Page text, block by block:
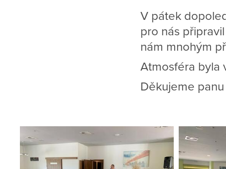
V pátek
pro nás
nám mnohým
Atmosféra byla
Děkujeme